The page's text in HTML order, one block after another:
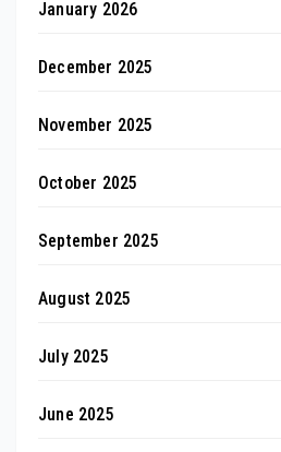
January 2026
December 2025
November 2025
October 2025
September 2025
August 2025
July 2025
June 2025